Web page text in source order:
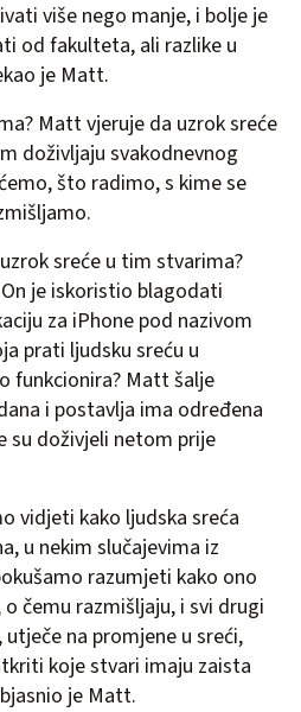
više nego manje, i bolje je
od fakulteta, ali razlike u
je Matt.
Matt vjeruje da uzrok sreće
doživljaju svakodnevnog
što radimo, s kime se
sreće u tim stvarima?
je iskoristio blagodati
za iPhone pod nazivom
prati ljudsku sreću u
funkcionira? Matt šalje
i postavlja ima određena
su doživjeli netom prije
vidjeti kako ljudska sreća
u nekim slučajevima iz
razumjeti kako ono
čemu razmišljaju, i svi drugi
na promjene u sreći,
koje stvari imaju zaista
je Matt.